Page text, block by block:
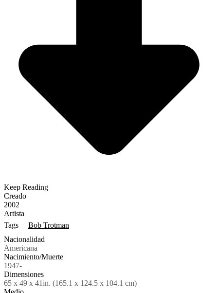
Creado
2002
Artista
Tags
Bob Trotman
Nacionalidad
Americana
Nacimiento/Muerte
1947-
Dimensiones
65 x 49 x 41in. (165.1 x 124.5 x 104.1 cm)
Keep Reading